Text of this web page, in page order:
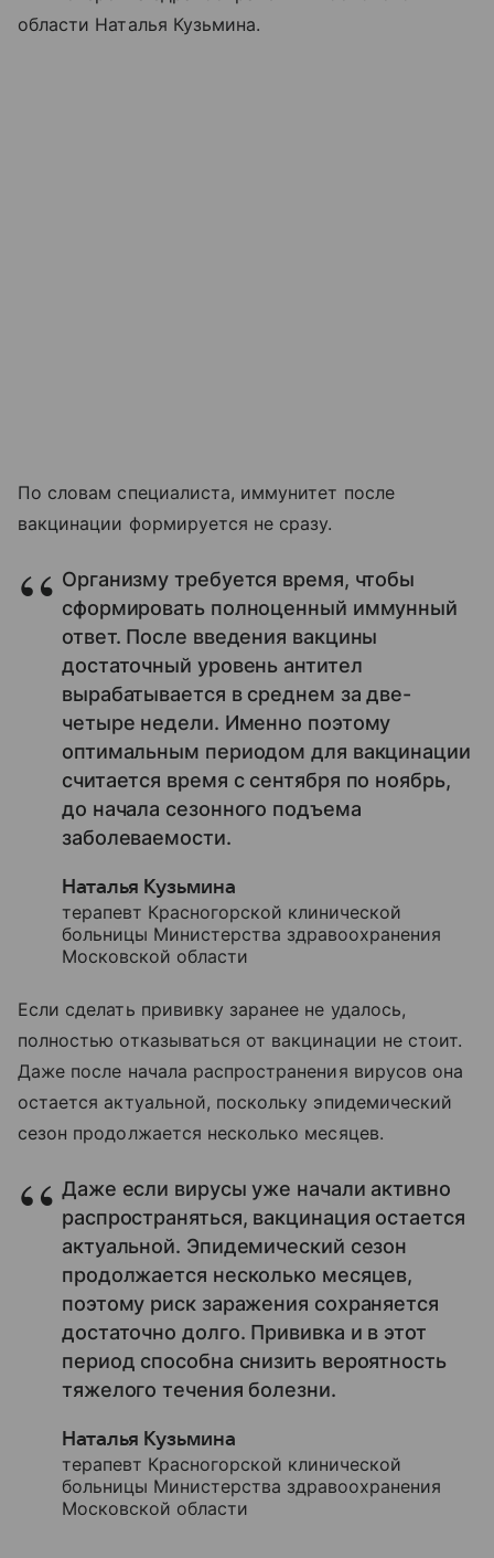
области Наталья Кузьмина.
По словам специалиста, иммунитет после
вакцинации формируется не сразу.
Организму требуется время, чтобы
сформировать полноценный иммунный
ответ. После введения вакцины
достаточный уровень антител
вырабатывается в среднем за две-
четыре недели. Именно поэтому
оптимальным периодом для вакцинации
считается время с сентября по ноябрь,
до начала сезонного подъема
заболеваемости.
Наталья Кузьмина
терапевт Красногорской клинической
больницы Министерства здравоохранения
Московской области
Если сделать прививку заранее не удалось,
полностью отказываться от вакцинации не стоит.
Даже после начала распространения вирусов она
остается актуальной, поскольку эпидемический
сезон продолжается несколько месяцев.
Даже если вирусы уже начали активно
распространяться, вакцинация остается
актуальной. Эпидемический сезон
продолжается несколько месяцев,
поэтому риск заражения сохраняется
достаточно долго. Прививка и в этот
период способна снизить вероятность
тяжелого течения болезни.
Наталья Кузьмина
терапевт Красногорской клинической
больницы Министерства здравоохранения
Московской области